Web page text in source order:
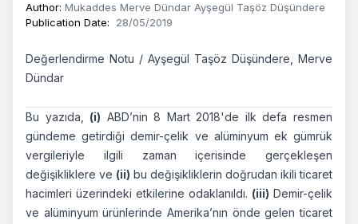
Author: Mukaddes Merve Dündar Ayşegül Taşöz Düşündere
Publication Date: 28/05/2019
Değerlendirme Notu / Ayşegül Taşöz Düşündere, Merve
Dündar
Bu yazıda, (i) ABD’nin 8 Mart 2018'de ilk defa resmen
gündeme getirdiği demir-çelik ve alüminyum ek gümrük
vergileriyle ilgili zaman içerisinde gerçekleşen
değişikliklere ve (ii) bu değişikliklerin doğrudan ikili ticaret
hacimleri üzerindeki etkilerine odaklanıldı. (iii) Demir-çelik
ve alüminyum ürünlerinde Amerika’nın önde gelen ticaret